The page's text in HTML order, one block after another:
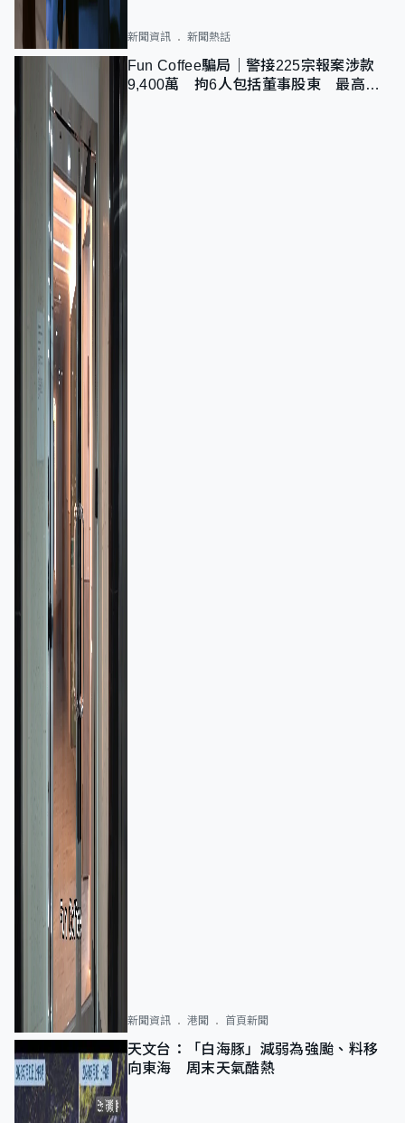
新聞資訊 新聞熱話
Fun Coffee騙局｜警接225宗報案涉款
9,400萬 拘6人包括董事股東 最高金
新聞資訊 港聞 首頁新聞
天文台：「白海豚」減弱為強颱、料移
向東海 周末天氣酷熱